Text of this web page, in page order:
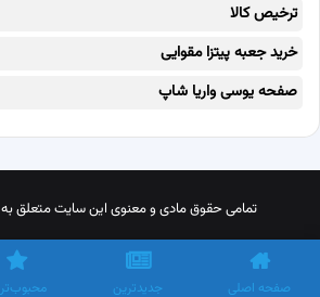
ترخیص کالا
خرید جعبه پیتزا مقوایی
صفحه یوسی واریا شاپ
تمامی حقوق مادی و معنوی این سایت متعلق به
اینستاگرام
صفحه اصلی جدیدترین